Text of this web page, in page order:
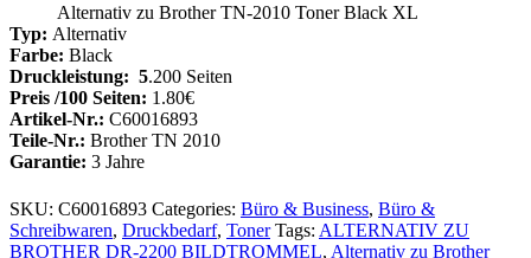
Alternativ zu Brother TN-2010 Toner Black XL
Typ: Alternativ
Farbe: Black
Druckleistung: 5.200 Seiten
Preis /100 Seiten: 1.80€
Artikel-Nr.: C60016893
Teile-Nr.: Brother TN 2010
Garantie: 3 Jahre
SKU: C60016893 Categories: Büro & Business, Büro &
Schreibwaren, Druckbedarf, Toner Tags: ALTERNATIV ZU
BROTHER DR-2200 BILDTROMMEL, Alternativ zu Brother